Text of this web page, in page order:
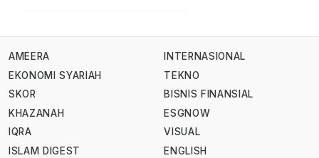
AMEERA
EKONOMI SYARIAH
SKOR
KHAZANAH
IQRA
ISLAM DIGEST
INTERNASIONAL
TEKNO
BISNIS FINANSIAL
ESGNOW
VISUAL
ENGLISH